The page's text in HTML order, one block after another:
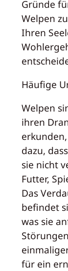
Gründe
Welpen
Ihren
Häufige
Welpen
ihren
dazu,
sie nicht
Futter,
Das
befindet
was sie
für ein